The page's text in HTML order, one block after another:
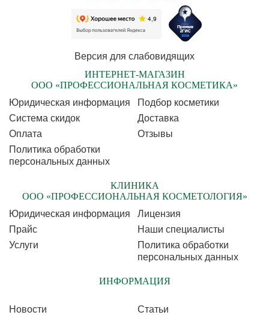
Версия для слабовидящих
ИНТЕРНЕТ-МАГАЗИН
ООО «ПРОФЕССИОНАЛЬНАЯ КОСМЕТИКА»
Юридическая информация
Подбор косметики
Cистема скидок
Доставка
Оплата
Отзывы
Политика обработки
персональных данных
КЛИНИКА
ООО «ПРОФЕССИОНАЛЬНАЯ КОСМЕТОЛОГИЯ»
Юридическая информация
Лицензия
Прайс
Наши специалисты
Услуги
Политика обработки
персональных данных
ИНФОРМАЦИЯ
Новости Статьи